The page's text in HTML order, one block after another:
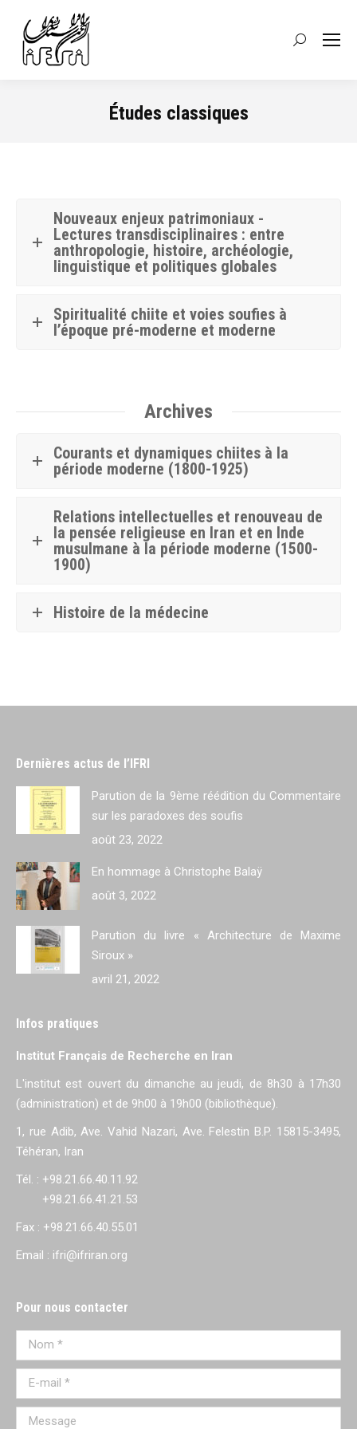
Recherche
Études classiques
Nouveaux enjeux patrimoniaux -
Lectures transdisciplinaires : entre
anthropologie, histoire, archéologie,
linguistique et politiques globales
Spiritualité chiite et voies soufies à
l’époque pré-moderne et moderne
Archives
Courants et dynamiques chiites à la
période moderne (1800-1925)
Relations intellectuelles et renouveau de
la pensée religieuse en Iran et en Inde
musulmane à la période moderne (1500-
1900)
Histoire de la médecine
Dernières actus de l’IFRI
Parution de la 9ème réédition du Commentaire
sur les paradoxes des soufis
août 23, 2022
En hommage à Christophe Balaÿ
août 3, 2022
Parution du livre « Architecture de Maxime
Siroux »
avril 21, 2022
Infos pratiques
Institut Français de Recherche en Iran
L'institut est ouvert du dimanche au jeudi, de 8h30 à 17h30
(administration) et de 9h00 à 19h00 (bibliothèque).
1, rue Adib, Ave. Vahid Nazari, Ave. Felestin B.P. 15815-3495,
Téhéran, Iran
Tél. : +98.21.66.40.11.92
+98.21.66.41.21.53
Fax : +98.21.66.40.55.01
Email : ifri@ifriran.org
Pour nous contacter
Nom *
E-mail *
Message